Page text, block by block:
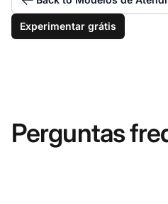
Experimentar grátis
Perguntas